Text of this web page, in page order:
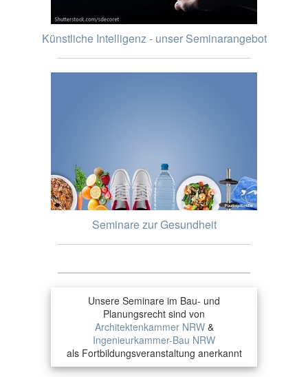
Künstliche Intelligenz - unser Seminarangebot
Seminare zur Gesundheit
Unsere Seminare im Bau- und
Planungsrecht sind von
Architektenkammer NRW&
Ingenieurkammer-Bau NRW
als Fortbildungsveranstaltung anerkannt